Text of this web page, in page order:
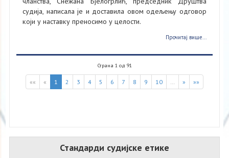
судија, написала је и доставила овом одељењу одговор
који у наставку преносимо у целости.
Прочитај више...
Страна 1 од 91
«« « 1 2 3 4 5 6 7 8 9 10 … » »»
Стандарди судијске етике